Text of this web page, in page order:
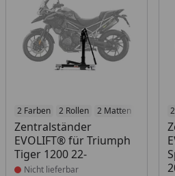
2 Farben 2 Rollen 2 Matten 2
Zentralständer
EVOLIFT® für Triumph
Tiger 1200 22-
Produkt nicht lieferbar
Nicht lieferbar